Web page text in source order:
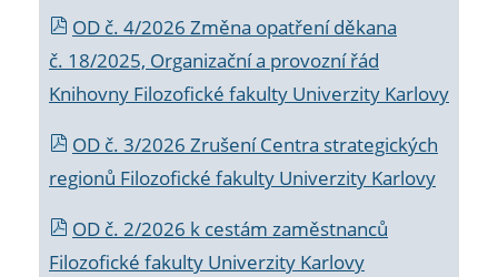
OD č. 4/2026 Změna opatření děkana
č. 18/2025, Organizační a provozní řád
Knihovny Filozofické fakulty Univerzity Karlovy
OD č. 3/2026 Zrušení Centra strategických
regionů Filozofické fakulty Univerzity Karlovy
OD č. 2/2026 k cestám zaměstnanců
Filozofické fakulty Univerzity Karlovy